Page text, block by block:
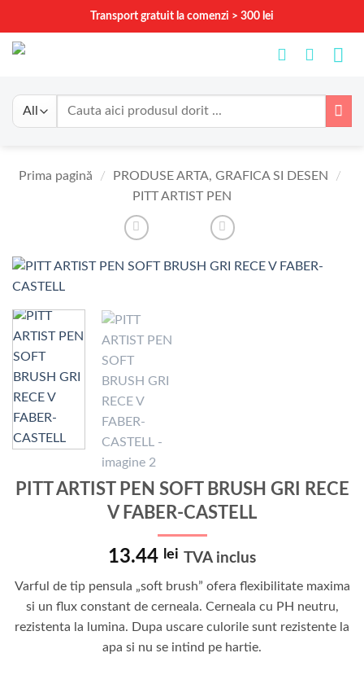
content
Transport gratuit la comenzi > 300 lei
Caută
Prima pagină / PRODUSE ARTA, GRAFICA SI DESEN
/
PITT ARTIST PEN
PITT ARTIST PEN SOFT BRUSH GRI RECE
V FABER-CASTELL
13.44 lei TVA inclus
Varful de tip pensula „soft brush” ofera flexibilitate maxima
si un flux constant de cerneala. Cerneala cu PH neutru,
rezistenta la lumina. Dupa uscare culorile sunt rezistente la
apa si nu se intind pe hartie.